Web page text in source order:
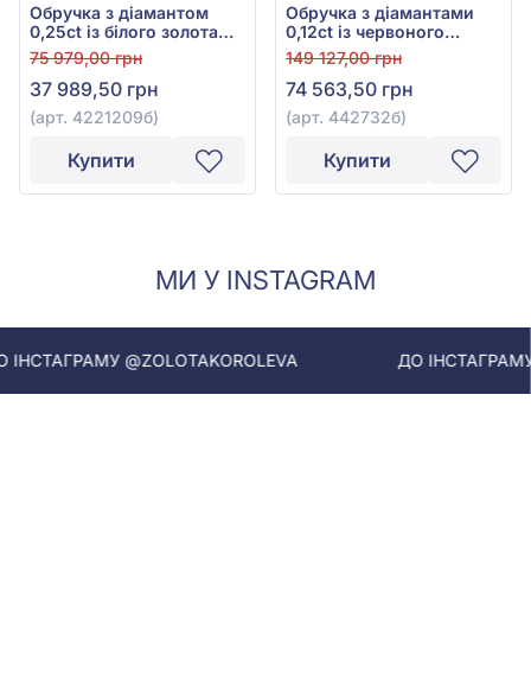
Обручка з діамантом
0,25ct із білого золота
585°, арт. 4221209б
75 979,00 грн
37 989,50 грн
(арт. 4221209б)
Купити
Обручка з діамантами
0,12ct із червоного
золота 585°, арт.
442732б
149 127,00 грн
74 563,50 грн
(арт. 442732б)
Купити
МИ У INSTAGRAM
@ZOLOTAKOROLEVA ДО ІНСТАГРАМУ